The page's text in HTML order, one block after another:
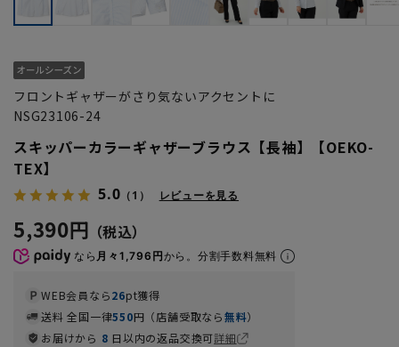
フロントギャザーがさり気ないアクセントに
NSG23106-24
スキッパーカラーギャザーブラウス【長袖】【OEKO-
TEX】
5.0 （1） レビューを見る
5,390円
なら 月々1,796円から。分割手数料無料
WEB会員なら26pt獲得
送料 全国一律550円（店舗受取なら無料）
お届けから 8 日以内の返品交換可詳細